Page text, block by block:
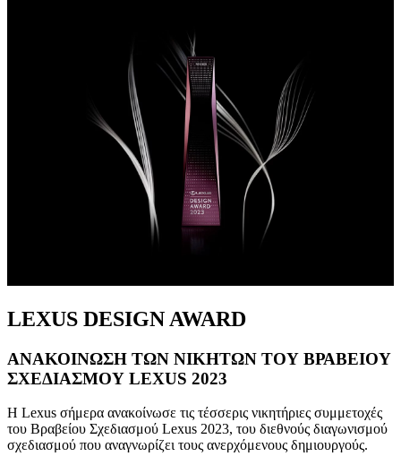
LEXUS DESIGN AWARD
ΑΝΑΚΟΙΝΩΣΗ ΤΩΝ ΝΙΚΗΤΩΝ ΤΟΥ ΒΡΑΒΕΙΟΥ
ΣΧΕΔΙΑΣΜΟΥ LEXUS 2023
Η Lexus σήμερα ανακοίνωσε τις τέσσερις νικητήριες συμμετοχές
του Βραβείου Σχεδιασμού Lexus 2023, του διεθνούς διαγωνισμού
σχεδιασμού που αναγνωρίζει τους ανερχόμενους δημιουργούς.